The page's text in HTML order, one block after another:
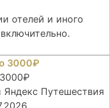
отелей и иного
Путешествия